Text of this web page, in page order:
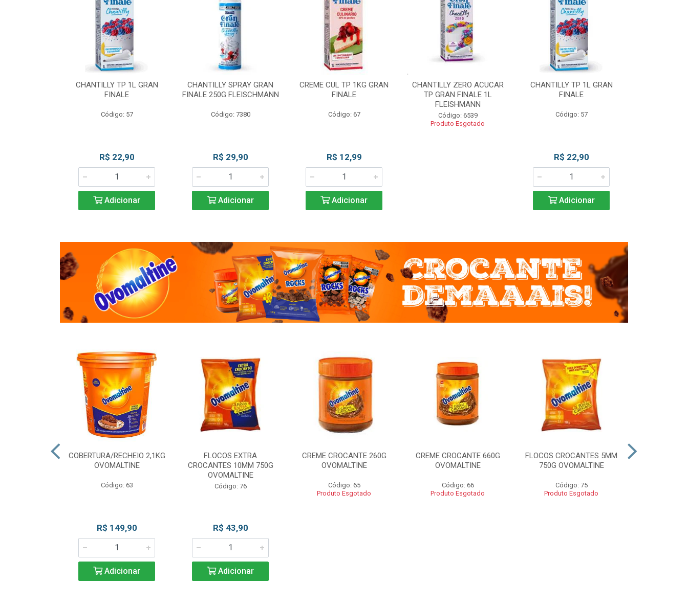
CHANTILLY TP 1L GRAN
FINALE
Código: 57
R$ 22,90
Adicionar
CHANTILLY SPRAY GRAN
FINALE 250G FLEISCHMANN
Código: 7380
R$ 29,90
Adicionar
CREME CUL TP 1KG GRAN
FINALE
Código: 67
R$ 12,99
Adicionar
CHANTILLY ZERO ACUCAR
TP GRAN FINALE 1L
FLEISHMANN
Código: 6539
Produto Esgotado
CHANTILLY TP 1L GRAN
FINALE
Código: 57
R$ 22,90
Adicionar
COBERTURA/RECHEIO 2,1KG
OVOMALTINE
Código: 63
R$ 149,90
Adicionar
FLOCOS EXTRA
CROCANTES 10MM 750G
OVOMALTINE
Código: 76
R$ 43,90
Adicionar
CREME CROCANTE 260G
OVOMALTINE
Código: 65
Produto Esgotado
CREME CROCANTE 660G
OVOMALTINE
Código: 66
Produto Esgotado
FLOCOS CROCANTES 5MM
750G OVOMALTINE
Código: 75
Produto Esgotado